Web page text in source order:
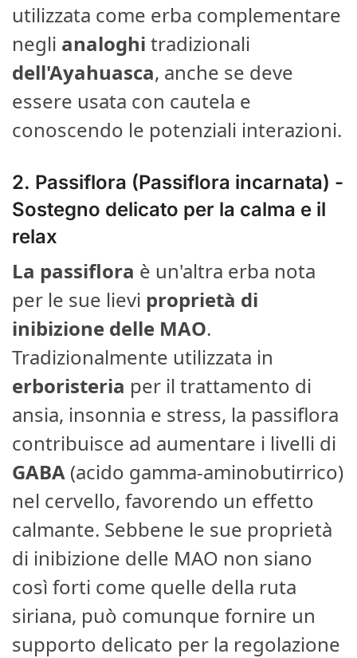
utilizzata come erba complementare
negli analoghi tradizionali
dell'Ayahuasca, anche se deve
essere usata con cautela e
conoscendo le potenziali interazioni.
2. Passiflora (Passiflora incarnata) -
Sostegno delicato per la calma e il
relax
La passiflora è un'altra erba nota
per le sue lievi proprietà di
inibizione delle MAO.
Tradizionalmente utilizzata in
erboristeria per il trattamento di
ansia, insonnia e stress, la passiflora
contribuisce ad aumentare i livelli di
GABA (acido gamma-aminobutirrico)
nel cervello, favorendo un effetto
calmante. Sebbene le sue proprietà
di inibizione delle MAO non siano
così forti come quelle della ruta
siriana, può comunque fornire un
supporto delicato per la regolazione